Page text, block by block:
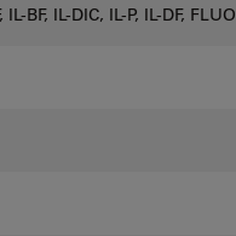
IL-BF, IL-DIC, IL-P, IL-DF, FLUO